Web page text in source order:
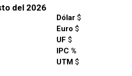
del 2026
Dólar$
Euro $
UF $
IPC %
UTM$